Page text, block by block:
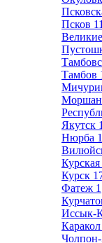
Псков 11
Тамбов
Якутск
Нюрба 1
Курская
Курск
Фатеж 1
Иссык-
Каракол